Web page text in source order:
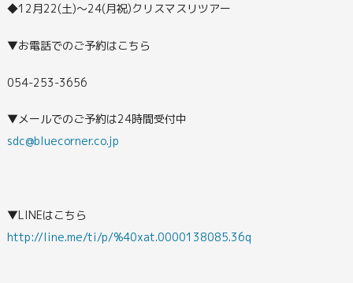
◆12月22(土)～24(月祝)クリスマスリツアー
▼お電話でのご予約はこちら
054-253-3656
▼メールでのご予約は24時間受付中
sdc@bluecorner.co.jp
▼LINEはこちら
http://line.me/ti/p/%40xat.0000138085.36q